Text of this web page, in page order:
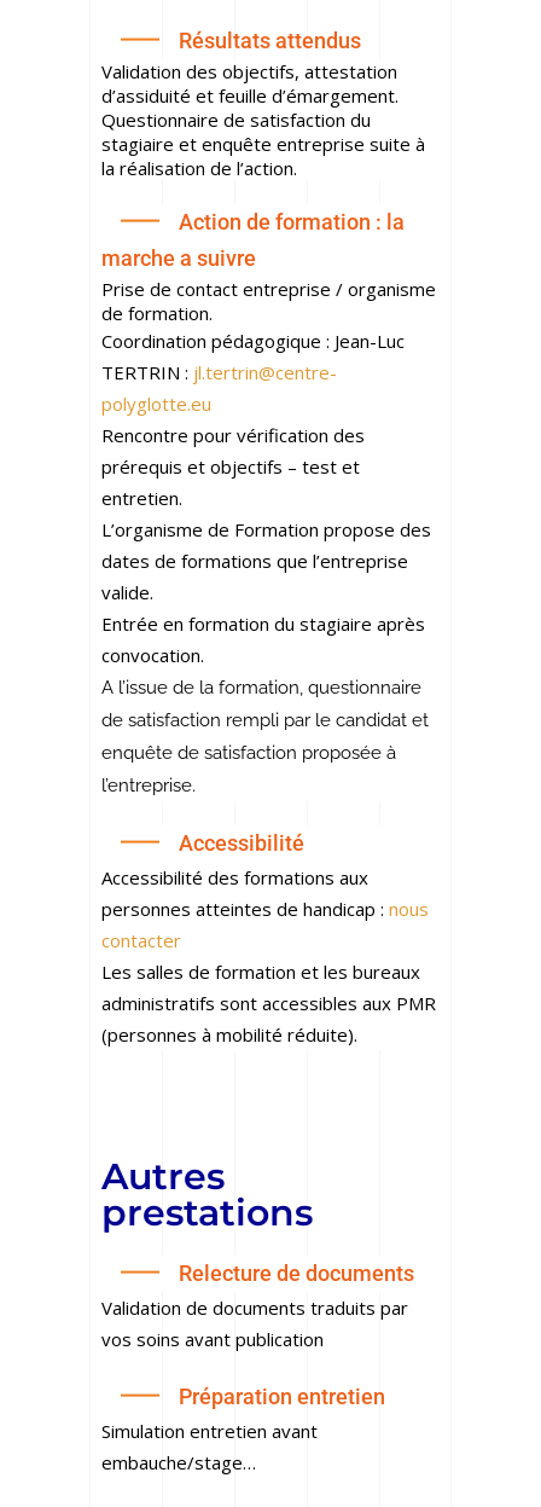
Résultats attendus
Validation des objectifs, attestation
d’assiduité et feuille d’émargement.
Questionnaire de satisfaction du
stagiaire et enquête entreprise suite à
la réalisation de l’action.
Action de formation : la
marche a suivre
Prise de contact entreprise / organisme
de formation.
Coordination pédagogique : Jean-Luc
TERTRIN : jl.tertrin@centre-
polyglotte.eu
Rencontre pour vérification des
prérequis et objectifs – test et
entretien.
L’organisme de Formation propose des
dates de formations que l’entreprise
valide.
Entrée en formation du stagiaire après
convocation.
A l’issue de la formation, questionnaire
de satisfaction rempli par le candidat et
enquête de satisfaction proposée à
l’entreprise.
Accessibilité
Accessibilité des formations aux
personnes atteintes de handicap : nous
contacter
Les salles de formation et les bureaux
administratifs sont accessibles aux PMR
(personnes à mobilité réduite).
Autres
prestations
Relecture de documents
Validation de documents traduits par
vos soins avant publication
Préparation entretien
Simulation entretien avant
embauche/stage…